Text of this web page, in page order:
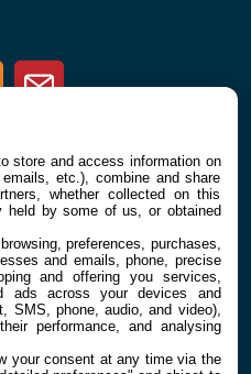
RSS Newsletter
À PROPOS
Contact
store and access information on
etc.), combine and share
whether collected on this
held by some of us, or obtained
preferences, purchases,
and emails, phone, precise
and offering you services,
ads across your devices and
SMS, phone, audio, and video),
performance, and analysing
your consent at any time via the